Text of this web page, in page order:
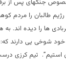
طالبان را مردم
ها را دیده اند.
شوخی یی دارند که:
استیم”. تیم کرزی